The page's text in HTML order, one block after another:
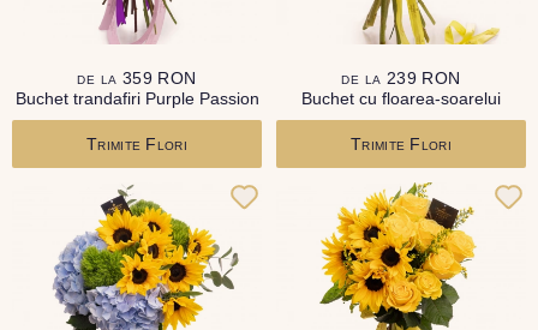
de la 359 RON
Buchet trandafiri Purple Passion
Trimite Flori
de la 239 RON
Buchet cu floarea-soarelui
Trimite Flori